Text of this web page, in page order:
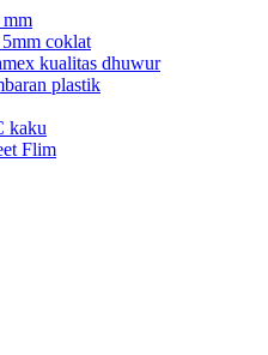
mm
coklat
kualitas dhuwur
plastik
kaku
Flim